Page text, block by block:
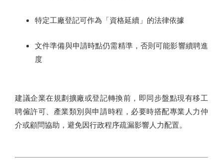
特定工廠登記可作為「資格延續」的法律依據
文件準備與申請時點仍需精準，否則可能影響續聘進
度
建議企業在規劃擴廠或登記轉換前，即同步盤點現有移工
聘僱許可、產業類別與申請時程，必要時搭配專業人力仲
介或顧問協助，避免因行政程序疏漏影響人力配置。